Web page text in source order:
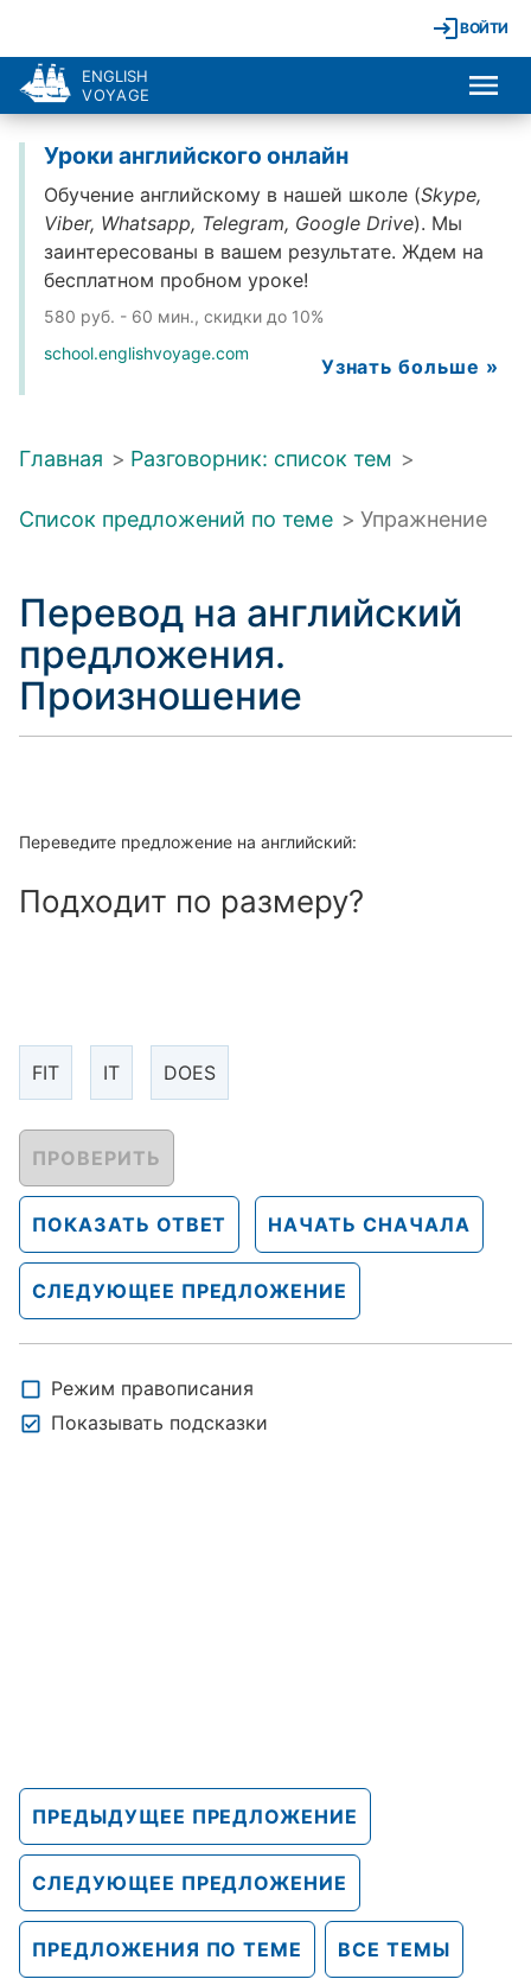
ВОЙТИ
ENGLISH
VOYAGE
Уроки английского онлайн
Обучение английскому в нашей школе (Skype,
Viber, Whatsapp, Telegram, Google Drive). Мы
заинтересованы в вашем результате. Ждем на
бесплатном пробном уроке!
580 руб. - 60 мин., скидки до 10%
school.englishvoyage.com
Узнать больше »
Главная > Разговорник: список тем >
Список предложений по теме > Упражнение
Перевод на английский
предложения.
Произношение
Переведите предложение на английский:
Подходит по размеру?
FIT IT DOES
ПРОВЕРИТЬ
ПОКАЗАТЬ ОТВЕТ НАЧАТЬ СНАЧАЛА
СЛЕДУЮЩЕЕ ПРЕДЛОЖЕНИЕ
Режим правописания
Показывать подсказки
ПРЕДЫДУЩЕЕ ПРЕДЛОЖЕНИЕ
СЛЕДУЮЩЕЕ ПРЕДЛОЖЕНИЕ
ПРЕДЛОЖЕНИЯ ПО ТЕМЕ ВСЕ ТЕМЫ